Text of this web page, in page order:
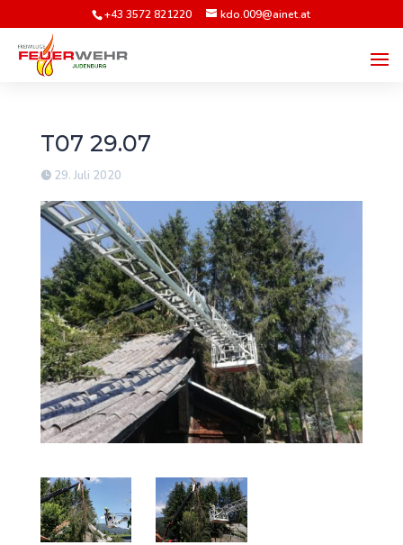
+43 3572 821220 kdo.009@ainet.at
T07 29.07
29. Juli 2020